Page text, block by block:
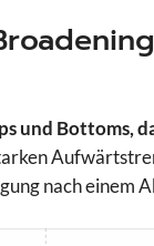
und Bottoms,
nach einem